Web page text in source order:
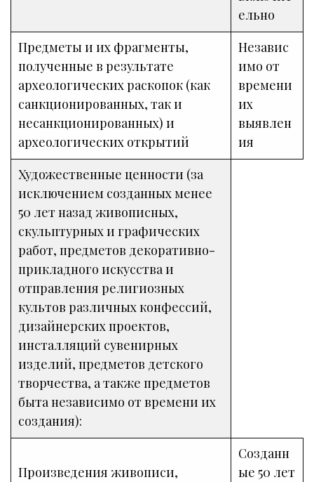
ельно
Предметы и их фрагменты,
полученные в результате
археологических раскопок (как
санкционированных, так и
несанкционированных) и
археологических открытий
Независ
имо от
времени
их
выявлен
ия
Художественные ценности (за
исключением созданных менее
50 лет назад живописных,
скульптурных и графических
работ, предметов декоративно-
прикладного искусства и
отправления религиозных
культов различных конфессий,
дизайнерских проектов,
инсталляций сувенирных
изделий, предметов детского
творчества, а также предметов
быта независимо от времени их
создания):
Произведения живописи,
Созданн
ые 50 лет